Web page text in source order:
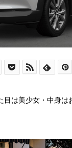
目は美少女・中身は